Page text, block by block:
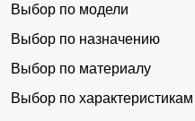
Выбор по модели
Выбор по назначению
Выбор по материалу
Выбор по характеристикам